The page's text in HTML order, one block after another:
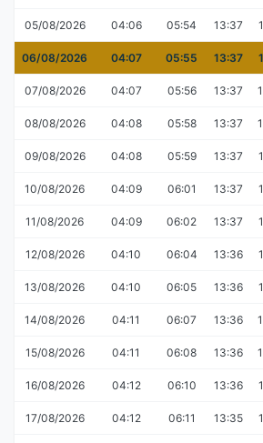
05/08/2026 04:06 05:54 13:37
06/08/2026 04:07 05:55 13:37
07/08/2026 04:07 05:56 13:37
08/08/2026 04:08 05:58 13:37
09/08/2026 04:08 05:59 13:37
10/08/2026 04:09 06:01 13:37
11/08/2026 04:09 06:02 13:37
12/08/2026 04:10 06:04 13:36
13/08/2026 04:10 06:05 13:36
14/08/2026 04:11 06:07 13:36
15/08/2026 04:11 06:08 13:36
16/08/2026 04:12 06:10 13:36
17/08/2026 04:12 06:11 13:35